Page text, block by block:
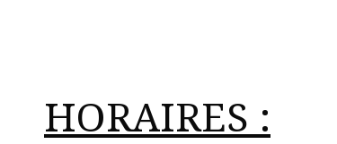
HORAIRES :